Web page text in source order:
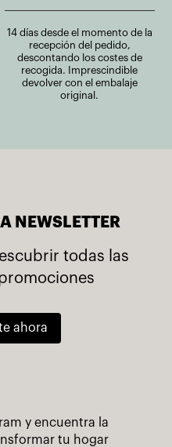
14 días desde el momento de la
recepción del pedido,
descontando los costes de
recogida. Imprescindible
devolver con el embalaje
original.
NEWSLETTER
todas las
ahora
y encuentra la
tu hogar